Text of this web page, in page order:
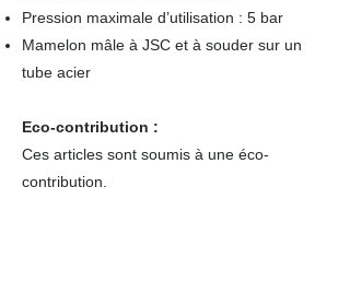
Pression maximale d’utilisation : 5 bar
Mamelon mâle à JSC et à souder sur un
tube acier
Eco-contribution :
Ces articles sont soumis à une éco-
contribution.